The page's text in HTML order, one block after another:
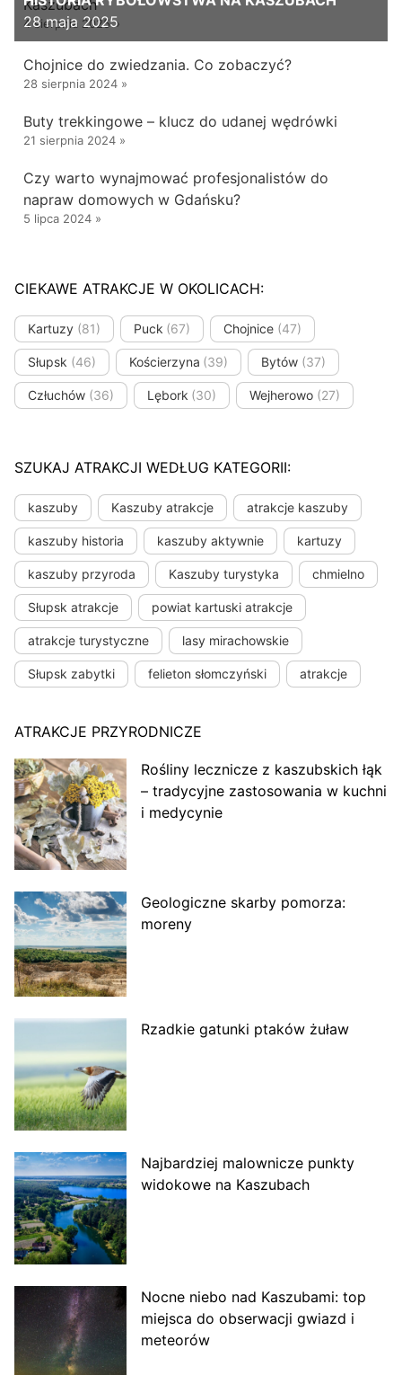
Kaszubach
4 sierpnia 2025 »
28 maja 2025
Chojnice do zwiedzania. Co zobaczyć?
28 sierpnia 2024 »
Buty trekkingowe – klucz do udanej wędrówki
21 sierpnia 2024 »
Czy warto wynajmować profesjonalistów do
napraw domowych w Gdańsku?
5 lipca 2024 »
CIEKAWE ATRAKCJE W OKOLICACH:
Kartuzy (81) Puck (67) Chojnice (47)
Słupsk (46) Kościerzyna (39) Bytów (37)
Człuchów (36) Lębork (30) Wejherowo (27)
SZUKAJ ATRAKCJI WEDŁUG KATEGORII:
kaszuby Kaszuby atrakcje atrakcje kaszuby
kaszuby historia kaszuby aktywnie kartuzy
kaszuby przyroda Kaszuby turystyka chmielno
Słupsk atrakcje powiat kartuski atrakcje
atrakcje turystyczne lasy mirachowskie
Słupsk zabytki felieton słomczyński atrakcje
ATRAKCJE PRZYRODNICZE
Rośliny lecznicze z kaszubskich łąk
– tradycyjne zastosowania w kuchni
i medycynie
Geologiczne skarby pomorza:
moreny
Rzadkie gatunki ptaków żuław
Najbardziej malownicze punkty
widokowe na Kaszubach
Nocne niebo nad Kaszubami: top
miejsca do obserwacji gwiazd i
meteorów